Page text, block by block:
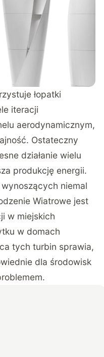
łopatki
iteracji
aerodynamicznym,
Ostateczny
działanie wielu
produkcję energii.
niemal
Wiatrowe jest
w miejskich
w domach
tych turbin sprawia,
dla środowisk